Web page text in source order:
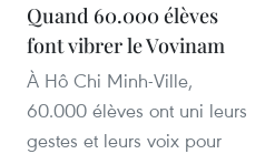
Quand 60.000 élèves
font vibrer le Vovinam
À Hô Chi Minh-Ville,
60.000 élèves ont uni leurs
gestes et leurs voix pour